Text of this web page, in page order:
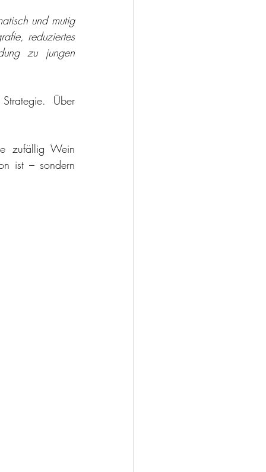
und mutig
reduziertes
zu jungen
Über
zufällig Wein
ist – sondern